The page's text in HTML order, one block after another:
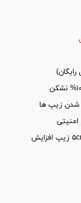
آسترهای دولایه ۱۰۰% پارچه ، دوخت لیزری دو طرفه | ۵cm زیپ افزایش